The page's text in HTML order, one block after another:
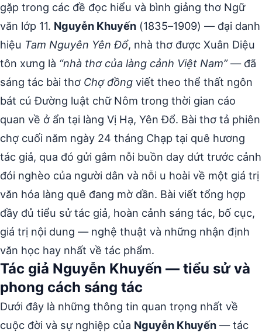
gặp trong các đề đọc hiểu và bình giảng thơ Ngữ
văn lớp 11. Nguyễn Khuyến (1835–1909) — đại danh
hiệu Tam Nguyên Yên Đổ, nhà thơ được Xuân Diệu
tôn xưng là “nhà thơ của làng cảnh Việt Nam”— đã
sáng tác bài thơ Chợ đồng viết theo thể thất ngôn
bát cú Đường luật chữ Nôm trong thời gian cáo
quan về ở ẩn tại làng Vị Hạ, Yên Đổ. Bài thơ tả phiên
chợ cuối năm ngày 24 tháng Chạp tại quê hương
tác giả, qua đó gửi gắm nỗi buồn day dứt trước cảnh
đói nghèo của người dân và nỗi u hoài về một giá trị
văn hóa làng quê đang mờ dần. Bài viết tổng hợp
đầy đủ tiểu sử tác giả, hoàn cảnh sáng tác, bố cục,
giá trị nội dung — nghệ thuật và những nhận định
văn học hay nhất về tác phẩm.
Tác giả Nguyễn Khuyến — tiểu sử và
phong cách sáng tác
Dưới đây là những thông tin quan trọng nhất về
cuộc đời và sự nghiệp của Nguyễn Khuyến — tác